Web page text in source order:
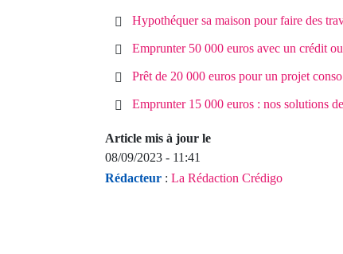
Hypothéquer sa maison pour faire des
Emprunter 50 000 euros avec un crédit
Prêt de 20 000 euros pour un projet conso
Emprunter 15 000 euros : nos solutions
Article mis à jour le
08/09/2023 - 11:41
Rédacteur : La Rédaction Crédigo